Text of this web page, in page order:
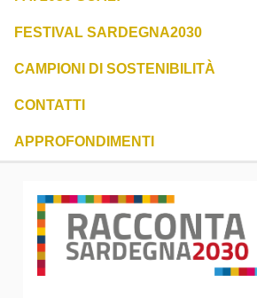
FESTIVAL SARDEGNA2030
CAMPIONI DI SOSTENIBILITÀ
CONTATTI
APPROFONDIMENTI